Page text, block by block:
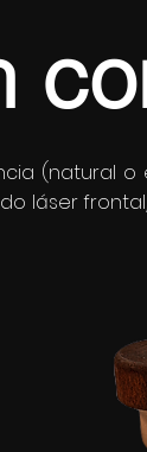
(natural o
láser